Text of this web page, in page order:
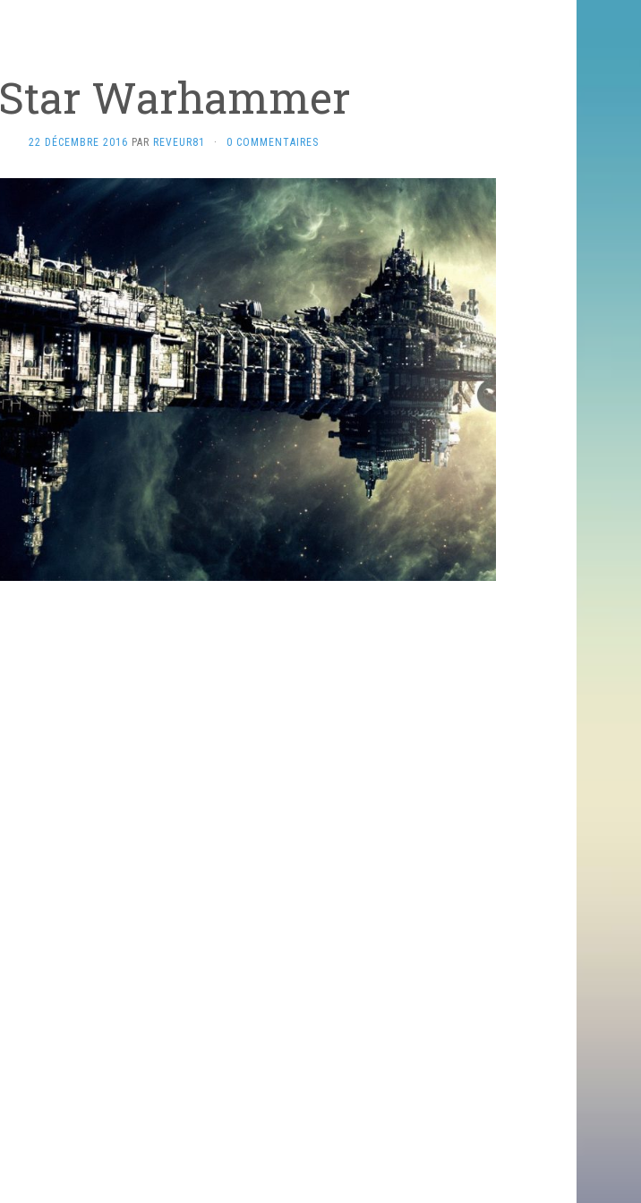
Star Warhammer
22 DÉCEMBRE 2016 PAR REVEUR81 · 0 COMMENTAIRES